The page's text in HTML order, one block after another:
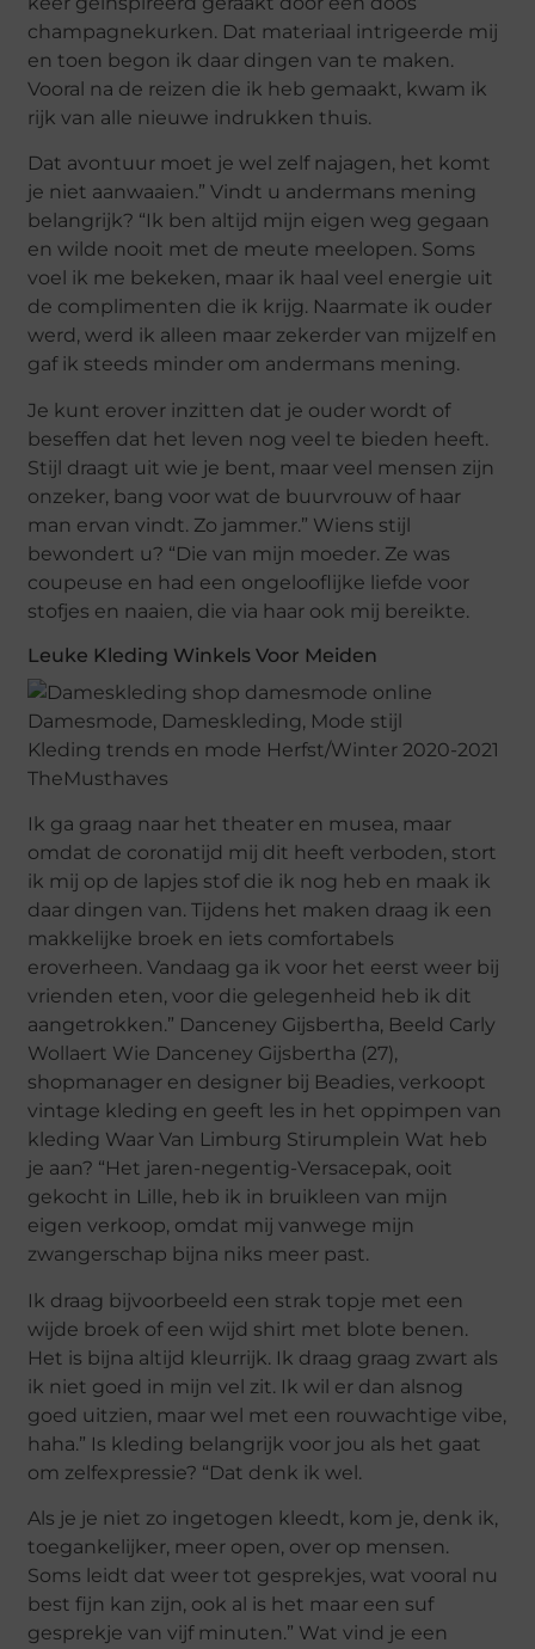
champagnekurken. Dat materiaal intrigeerde mij
en toen begon ik daar dingen van te maken.
Vooral na de reizen die ik heb gemaakt, kwam ik
rijk van alle nieuwe indrukken thuis.
Dat avontuur moet je wel zelf najagen, het komt
je niet aanwaaien.” Vindt u andermans mening
belangrijk? “Ik ben altijd mijn eigen weg gegaan
en wilde nooit met de meute meelopen. Soms
voel ik me bekeken, maar ik haal veel energie uit
de complimenten die ik krijg. Naarmate ik ouder
werd, werd ik alleen maar zekerder van mijzelf en
gaf ik steeds minder om andermans mening.
Je kunt erover inzitten dat je ouder wordt of
beseffen dat het leven nog veel te bieden heeft.
Stijl draagt uit wie je bent, maar veel mensen zijn
onzeker, bang voor wat de buurvrouw of haar
man ervan vindt. Zo jammer.” Wiens stijl
bewondert u? “Die van mijn moeder. Ze was
coupeuse en had een ongelooflijke liefde voor
stofjes en naaien, die via haar ook mij bereikte.
Leuke Kleding Winkels Voor Meiden
Kleding trends en mode Herfst/Winter 2020-2021
TheMusthaves
Ik ga graag naar het theater en musea, maar
omdat de coronatijd mij dit heeft verboden, stort
ik mij op de lapjes stof die ik nog heb en maak ik
daar dingen van. Tijdens het maken draag ik een
makkelijke broek en iets comfortabels
eroverheen. Vandaag ga ik voor het eerst weer bij
vrienden eten, voor die gelegenheid heb ik dit
aangetrokken.” Danceney Gijsbertha, Beeld Carly
Wollaert Wie Danceney Gijsbertha (27),
shopmanager en designer bij Beadies, verkoopt
vintage kleding en geeft les in het oppimpen van
kleding Waar Van Limburg Stirumplein Wat heb
je aan? “Het jaren-negentig-Versacepak, ooit
gekocht in Lille, heb ik in bruikleen van mijn
eigen verkoop, omdat mij vanwege mijn
zwangerschap bijna niks meer past.
Ik draag bijvoorbeeld een strak topje met een
wijde broek of een wijd shirt met blote benen.
Het is bijna altijd kleurrijk. Ik draag graag zwart als
ik niet goed in mijn vel zit. Ik wil er dan alsnog
goed uitzien, maar wel met een rouwachtige vibe,
haha.” Is kleding belangrijk voor jou als het gaat
om zelfexpressie? “Dat denk ik wel.
Als je je niet zo ingetogen kleedt, kom je, denk ik,
toegankelijker, meer open, over op mensen.
Soms leidt dat weer tot gesprekjes, wat vooral nu
best fijn kan zijn, ook al is het maar een suf
gesprekje van vijf minuten.” Wat vind je een